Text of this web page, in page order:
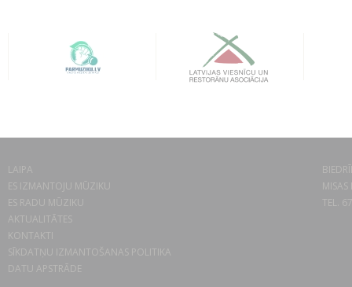
LAIPA
ES IZMANTOJU MŪZIKU
ES RADU MŪZIKU
AKTUALITĀTES
KONTAKTI
SĪKDATŅU IZMANTOŠANAS POLITIKA
DATU APSTRĀDE
TEL.